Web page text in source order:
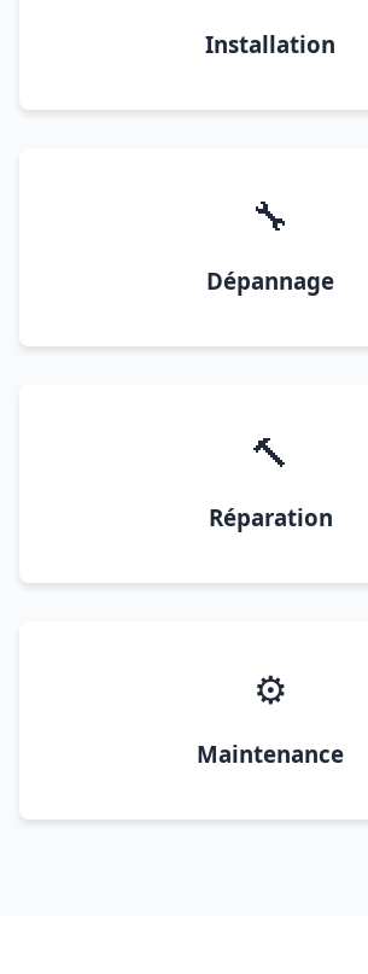
Installation
🔧
Dépannage
🔨
Réparation
⚙️
Maintenance